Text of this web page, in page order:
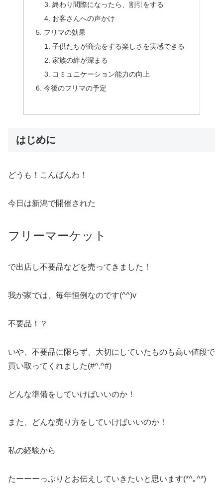
終わり間際になったら、割引をする
お客さんへの声かけ
フリマの効果
子供たちが商売をする楽しさを実感できる
家族の絆が深まる
コミュニケーション能力の向上
今後のフリマの予定
はじめに
どうも！こんばんわ！
今日は新潟で開催された
フリーマーケット
で出店し不要品などを売ってきました！
我が家では、毎年恒例なのです(^^)v
不要品！？
いや、不要品に限らず、大切にしていたものも高い値段で
買い取ってくれました(#^.^#)
どんな準備をしていけばいいのか！
また、どんな売り方をしていけばいいのか！
私の経験から
たーーーっぷりとお伝えしていきたいと思います(*^｡^*)